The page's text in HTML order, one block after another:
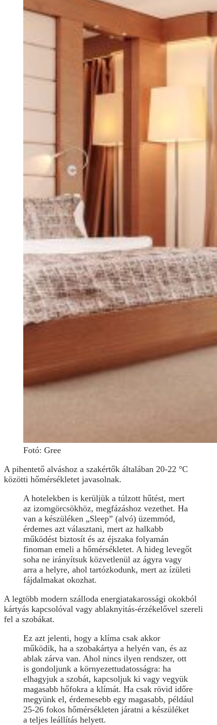
Fotó: Gree
A pihentető alváshoz a szakértők általában 20-22 °C
közötti hőmérsékletet javasolnak.
A hotelekben is kerüljük a túlzott hűtést, mert
az izomgörcsökhöz, megfázáshoz vezethet. Ha
van a készüléken „Sleep” (alvó) üzemmód,
érdemes azt választani, mert az halkabb
működést biztosít és az éjszaka folyamán
finoman emeli a hőmérsékletet. A hideg levegőt
soha ne irányítsuk közvetlenül az ágyra vagy
arra a helyre, ahol tartózkodunk, mert az ízületi
fájdalmakat okozhat.
A legtöbb modern szálloda energiatakarossági okokból
kártyás kapcsolóval vagy ablaknyitás-érzékelővel szereli
fel a szobákat.
Ez azt jelenti, hogy a klíma csak akkor
működik, ha a szobakártya a helyén van, és az
ablak zárva van. Ahol nincs ilyen rendszer, ott
is gondoljunk a környezettudatosságra: ha
elhagyjuk a szobát, kapcsoljuk ki vagy vegyük
magasabb hőfokra a klímát. Ha csak rövid időre
megyünk el, érdemesebb egy magasabb, például
25-26 fokos hőmérsékleten járatni a készüléket
a teljes leállítás helyett.